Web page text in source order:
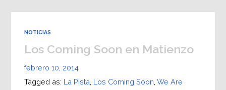
NOTICIAS
Los Coming Soon en Matienzo
febrero 10, 2014
Tagged as: La Pista Los Coming Soon We Are